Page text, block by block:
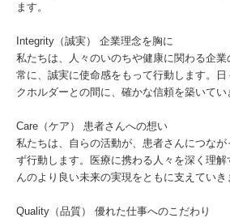
ます。
Integrity（誠実） 企業理念を胸に
私たちは、人々のいのちや健康に関わる企業
常に、誠実に使命感をもって行動します。
クホルダーとの間に、確かな信頼を築いてい
Care（ケア） 患者さんへの想い
私たちは、自らの活動が、患者さんにつな
ず行動します。医療に携わる人々を深く理解
んのより良い未来の実現をともに支えていき
Quality（品質） 優れた仕事へのこだわり